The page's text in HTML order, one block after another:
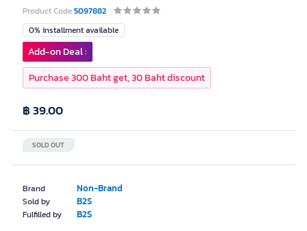
Product Code5097882
Brand Non-Brand
Sold by B2S
Fulfilled by B2S
0% installment available
SOLD OUT
฿ 39.00
Add-on Deal :
Purchase 300 Baht get, 30 Baht discount